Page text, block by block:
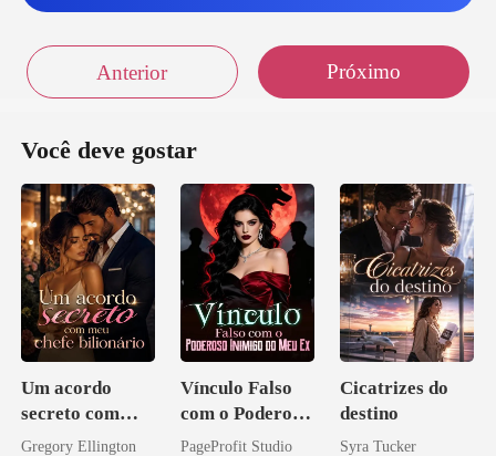
Anterior Próximo
Você deve gostar
Um acordo
secreto com
meu chefe
Gregory Ellington
Vínculo Falso
com o Poderoso
Inimigo do Meu
PageProfit Studio
Cicatrizes do
destino
Syra Tucker